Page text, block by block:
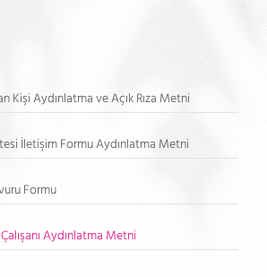
Kişi Aydınlatma ve Açık Rıza Metni
İletişim Formu Aydınlatma Metni
Formu
Aydınlatma Metni